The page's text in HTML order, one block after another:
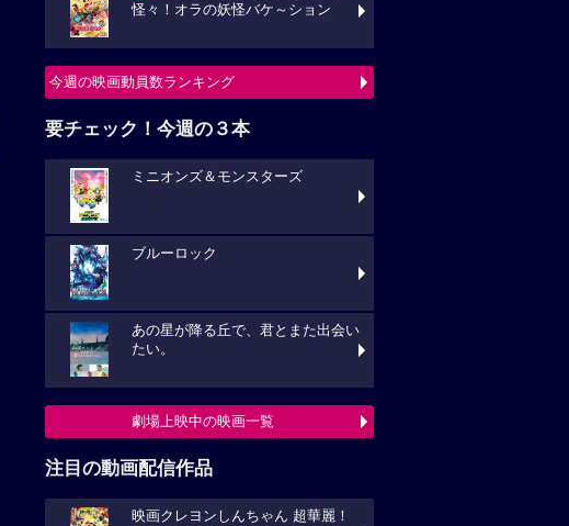
怪々！オラの妖怪バケ～ション
今週の映画動員数ランキング
要チェック！今週の３本
ミニオンズ＆モンスターズ
ブルーロック
あの星が降る丘で、君とまた出会い
たい。
劇場上映中の映画一覧
注目の動画配信作品
映画クレヨンしんちゃん 超華麗！